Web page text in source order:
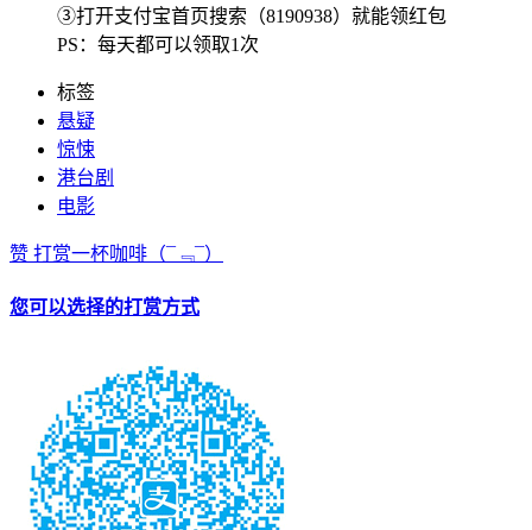
③打开支付宝首页搜索（8190938）就能领红包
PS：每天都可以领取1次
标签
悬疑
惊悚
港台剧
电影
赞 打赏一杯咖啡 （¯﹃¯）
您可以选择的打赏方式